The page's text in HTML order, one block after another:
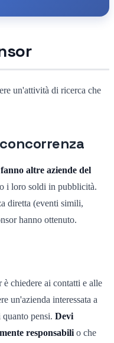
un'attività di ricerca che
altre aziende del
i loro soldi in pubblicità.
diretta (eventi simili,
hanno ottenuto.
chiedere ai contatti e alle
un'azienda interessata a
pensi. Devi
responsabili o che